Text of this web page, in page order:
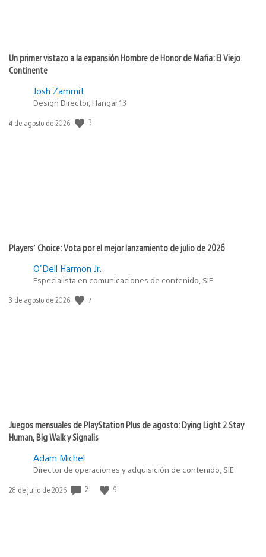
Un primer vistazo a la expansión Hombre de Honor de Mafia: El Viejo
Continente
Josh Zammit
Design Director, Hangar 13
Fecha
4 de agosto de 2026 3
Players’ Choice: Vota por el mejor lanzamiento de julio de 2026
O'Dell Harmon Jr.
Especialista en comunicaciones de contenido, SIE
Fecha
3 de agosto de 2026 7
Juegos mensuales de PlayStation Plus de agosto: Dying Light 2 Stay
Human, Big Walk y Signalis
Adam Michel
Director de operaciones y adquisición de contenido, SIE
Fecha
28 de julio de 2026 2 9